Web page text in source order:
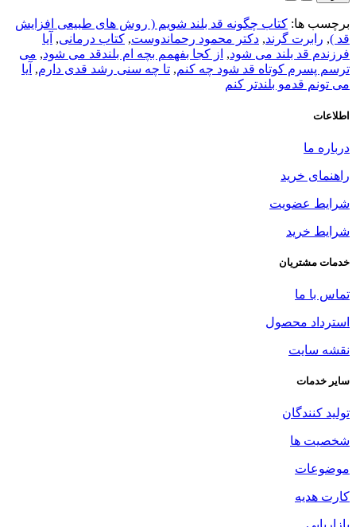
برچسب ها: کتاب چگونه قد بلند شویم ( روش های طبیعی افزایش
قد ), رابرت گرند, دکتر محمود رحماندوست, کتاب درمانی, آیا
فرزندم قد بلند می شود, از کجا بفهمم بچه ام بلندقد می شود, می
ترسم پسرم کوتاه قد شود چه کنم, تا چه سنی رشد قدی دارم, آیا
می تونم قدمو بلندتر کنم
اطلاعات
درباره ما
راهنمای خرید
شرایط عضویت
شرایط خرید
خدمات مشتریان
تماس با ما
استرداد محصول
نقشه سایت
سایر خدمات
تولید کنندگان
شخصیت ها
موضوعات
کارت هدیه